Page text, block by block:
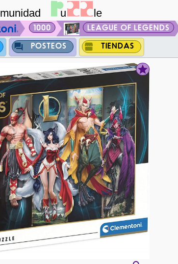
1000 LEAGUE OF LEGENDS
POSTEOS TIENDAS